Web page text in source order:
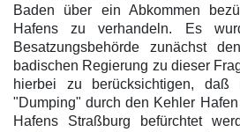
Baden über ein Abkommen
Hafens zu verhandeln. Es
Besatzungsbehörde zunächst
badischen Regierung zu dieser
hierbei zu berücksichtigen,
"Dumping" durch den Kehler
Hafens Straßburg befürchtet